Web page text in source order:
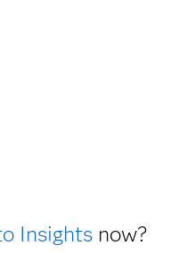
Insightsnow?